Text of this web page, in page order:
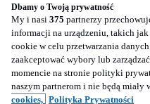
Dbamy o Twoją prywatność
My i nasi 375 partnerzy
informacji na urządzeniu, takich
cookie w celu przetwarzania
zaakceptować wybory lub
momencie na stronie polityki
naszym partnerom i nie będą miały
cookies, Polityka Prywatności